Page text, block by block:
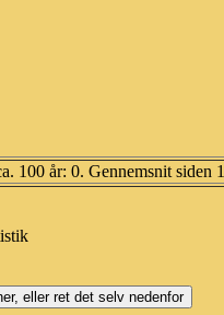
100 år: 0. Gennemsnit siden